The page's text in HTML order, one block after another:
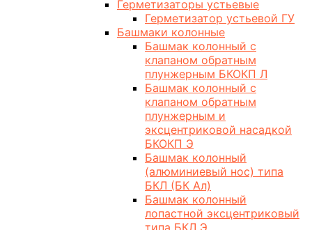
Герметизаторы устьевые
Герметизатор устьевой ГУ
Башмаки колонные
Башмак колонный с
клапаном обратным
плунжерным БКОКП Л
Башмак колонный с
клапаном обратным
плунжерным и
эксцентриковой насадкой
БКОКП Э
Башмак колонный
(алюминиевый нос) типа
БКЛ (БК Ал)
Башмак колонный
лопастной эксцентриковый